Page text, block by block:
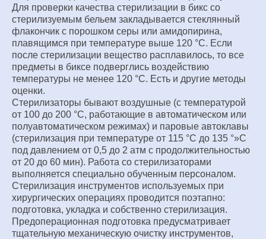
Для проверки качества стерилизации в бикс со
стерилизуемым бельем закладывается стеклянный
флакончик с порошком серы или амидопирина,
плавящимся при температуре выше 120 °С. Если
после стерилизации вещество расплавилось, то все
предметы в биксе подверглись воздействию
температуры не менее 120 °С. Есть и другие методы
оценки.
Стерилизаторы бывают воздушные (с температурой
от 100 до 200 °С, работающие в автоматическом или
полуавтоматическом режимах) и паровые автоклавы
(стерилизация при температуре от 115 °С до 135 °»С
под давлением от 0,5 до 2 атм с продолжительностью
от 20 до 60 мин). Работа со стерилизаторами
выполняется специально обученным персоналом.
Стерилизация инструментов используемых при
хирургических операциях проводится поэтапно:
подготовка, укладка и собственно стерилизация.
Предоперационная подготовка предусматривает
тщательную механическую очистку инструментов,